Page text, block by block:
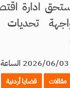
ادارة
تحديات
مقالات قضايا أردنية